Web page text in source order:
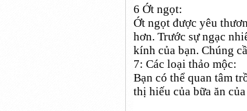
6 Ớt ngọt:
Ớt ngọt được yêu
hơn. Trước sự ngạc
kính của bạn. Chúng
7: Các loại thảo mộc:
Bạn có thể quan tâm
thị hiếu của bữa ăn